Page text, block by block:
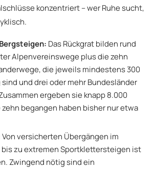
konzentriert – wer Ruhe sucht,
Das Rückgrat bilden rund
Alpenvereinswege plus die zehn
die jeweils mindestens 300
und drei oder mehr Bundesländer
ergeben sie knapp 8.000
begangen haben bisher nur etwa
Von versicherten Übergängen im
bis zu extremen Sportklettersteigen ist
Zwingend nötig sind ein